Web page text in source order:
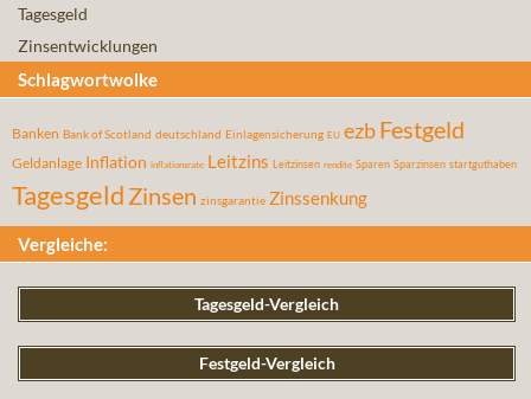
Tagesgeld
Zinsentwicklungen
Schlagwortwolke
Banken Bank of Scotland deutschland Einlagensicherung EU ezbFestgeld
Geldanlage Inflation inflationsrate Leitzins Leitzinsen rendite Sparen Sparzinsen startguthaben
Tagesgeld Zinsen zinsgarantie Zinssenkung
Vergleiche:
Tagesgeld-Vergleich
Festgeld-Vergleich